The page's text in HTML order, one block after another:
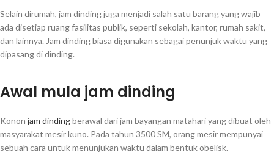
Selain dirumah, jam dinding juga menjadi salah satu barang yang wajib
ada disetiap ruang fasilitas publik, seperti sekolah, kantor, rumah sakit,
dan lainnya. Jam dinding biasa digunakan sebagai penunjuk waktu yang
dipasang di dinding.
Awal mula jam dinding
Konon jam dindingberawal dari jam bayangan matahari yang dibuat oleh
masyarakat mesir kuno. Pada tahun 3500 SM, orang mesir mempunyai
sebuah cara untuk menunjukan waktu dalam bentuk obelisk.